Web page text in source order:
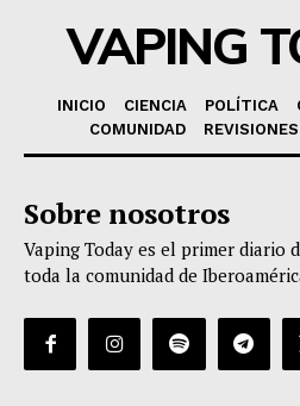
VAPING
INICIO CIENCIA POLÍTICA
COMUNIDAD
REVISIONES
Sobre nosotros
Vaping Today es el primer diario
toda la comunidad de